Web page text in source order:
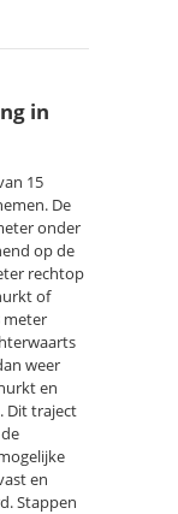
in
15
De
onder
op de
rechtop
of
meter
weer
en
Dit traject
en
Stappen